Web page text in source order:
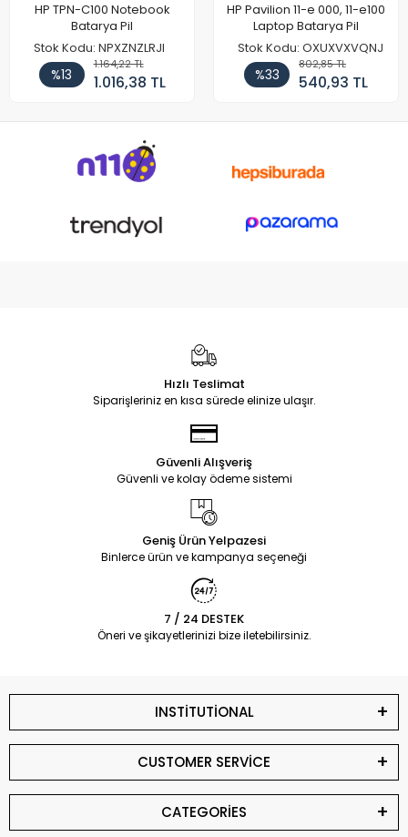
HP TPN-C100 Notebook
Batarya Pil
Stok Kodu: NPXZNZLRJI
%13
1.164,22 TL
1.016,38 TL
HP Pavilion 11-e 000, 11-e100
Laptop Batarya Pil
Stok Kodu: OXUXVXVQNJ
%33
802,85 TL
540,93 TL
Hızlı Teslimat
Siparişleriniz en kısa sürede elinize ulaşır.
Güvenli Alışveriş
Güvenli ve kolay ödeme sistemi
Geniş Ürün Yelpazesi
Binlerce ürün ve kampanya seçeneği
7 / 24 DESTEK
Öneri ve şikayetlerinizi bize iletebilirsiniz.
INSTİTUTİONAL
CUSTOMER SERVİCE
CATEGORİES